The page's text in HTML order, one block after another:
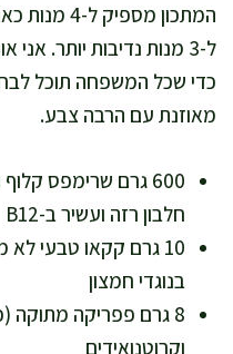
המתכון
ל-3 מנות נדיבות יותר.
כדי שכל המשפחה תוכל
מאוזנת עם הרבה צבע.
600 גרם שרימפס
חלבון רזה ועשיר ב-B12
בנוגדי חמצון
וקרוטנואידים